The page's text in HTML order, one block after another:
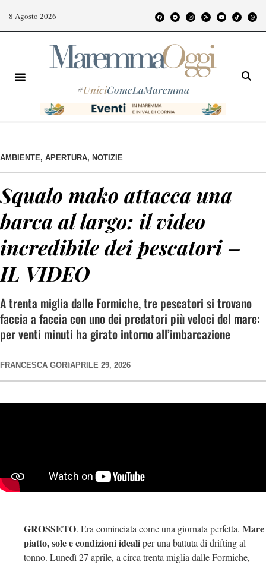
8 Agosto 2026
#UniciComeLaMaremma
AMBIENTE, APERTURA, NOTIZIE
Squalo mako attacca una
barca al largo: il video
incredibile dei pescatori –
IL VIDEO
A trenta miglia dalle Formiche, tre pescatori si trovano
faccia a faccia con uno dei predatori più veloci del mare:
per venti minuti ha girato intorno all’imbarcazione
FRANCESCA GORI APRILE 29, 2026
GROSSETO. Era cominciata come una giornata perfetta. Mare
piatto, sole e condizioni idealiper una battuta di drifting al
tonno. Lunedì 27 aprile, a circa trenta miglia dalle Formiche,